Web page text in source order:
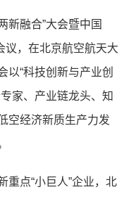
新融合”大会暨中国
议，在北京航空航天大
以“科技创新与产业创
家、产业链龙头、知
空经济新质生产力发
重点“小巨人”企业，北